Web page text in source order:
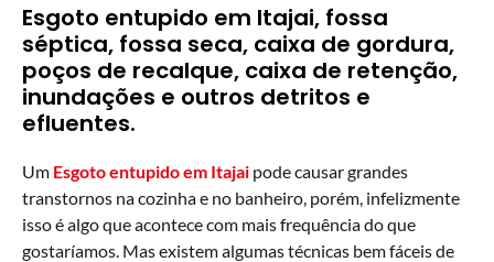
Esgoto entupido em Itajai, fossa
séptica, fossa seca, caixa de gordura,
poços de recalque, caixa de retenção,
inundações e outros detritos e
efluentes.
Um Esgoto entupido em Itajai pode causar grandes
transtornos na cozinha e no banheiro, porém, infelizmente
isso é algo que acontece com mais frequência do que
gostaríamos. Mas existem algumas técnicas bem fáceis de